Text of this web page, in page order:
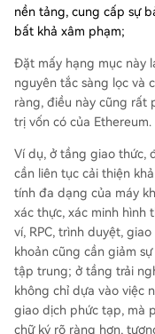
nền tảng, cung cấp sự
bất khả xâm phạm;
Đặt mấy hạng mục này
nguyên tắc sàng lọc và
ràng, điều này cũng rất
trị vốn có của Ethereum.
Ví dụ, ở tầng giao thức,
cần liên tục cải thiện
tính đa dạng của máy
xác thực, xác minh hình
ví, RPC, trình duyệt,
khoản cũng cần giảm
tập trung; ở tầng trải
không chỉ dựa vào việc
giao dịch phức tạp, mà
chữ ký rõ ràng hơn,